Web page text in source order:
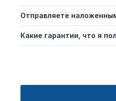
Отправляете
Какие гарантии, что я